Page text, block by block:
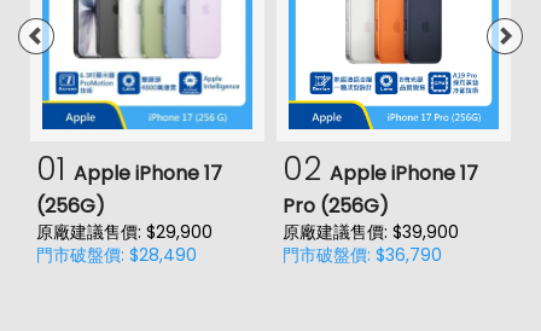
01 Apple iPhone 17
(256G)
原廠建議售價: $29,900
門市破盤價: $28,490
02 Apple iPhone 17
Pro (256G)
原廠建議售價: $39,900
門市破盤價: $36,790